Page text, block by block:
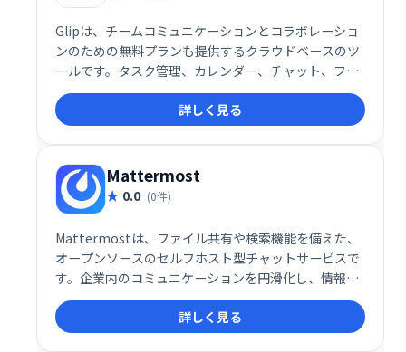
Glipは、チームコミュニケーションとコラボレーショ
ンのための無料プランも提供するクラウドベースのツ
ールです。タスク管理、カレンダー、チャット、ファ
イル共有、ビデオ通話など、必要な機能を1つのプラ
ットフォームで提供。メールに頼らず、プロジェクト
管理やクライアントとの連携を効率化し、生産性を向
上させます。無料から利用可能ですので、まずはお試
しください。
詳しく見る
Mattermost
0.0 (0件)
Mattermostは、ファイル共有や検索機能を備えた、
オープンソースのセルフホスト型チャットサービスで
す。企業内のコミュニケーションを円滑化し、情報共
有を促進します。柔軟なシステムで組織のニーズに合
わせたカスタマイズが可能です。セキュアな環境で、
チームワークの向上と生産性アップを実現します。
詳しく見る